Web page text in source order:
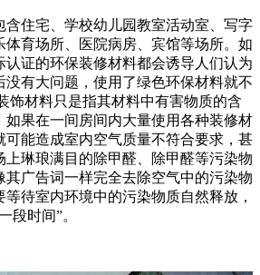
含住宅、学校幼儿园教室活动室、写字
体育场所、医院病房、宾馆等场所。如
认证的环保装修材料都会诱导人们认为
没有大问题，使用了绿色环保材料就不
饰材料只是指其材料中有害物质的含
如果在一间房间内大量使用各种装修材
可能造成室内空气质量不符合要求，甚
上琳琅满目的除甲醛、除甲醛等污染物
其广告词一样完全去除空气中的污染物
待室内环境中的污染物质自然释放，
段时间”。